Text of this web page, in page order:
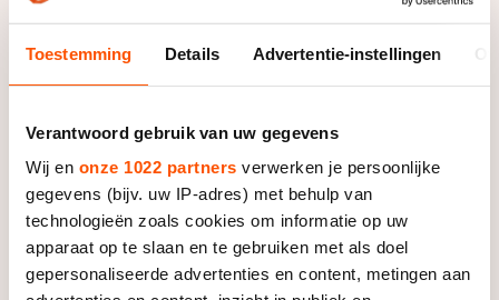
Toestemming Details Advertentie-instellingen
Verantwoord gebruik van uw gegevens
Wij en onze 1022 partners verwerken je persoonlijke
gegevens (bijv. uw IP-adres) met behulp van
technologieën zoals cookies om informatie op uw
apparaat op te slaan en te gebruiken met als doel
gepersonaliseerde advertenties en content, metingen aan
De schaatsster uit Haarlem zelf was in tranen. "Ik ben
kampioen te worden, zo sta je met brons. Het besef
Zo vaak krijg je kansen als deze niet."
Rixt Meijer toverde, begrijpelijk, nog wel een lach op
haar gezicht. Voor de dertigjarige Friezin valt dit
seizoen alles op z’n plek en in dat beeld paste ook
deze Nederlandse titel. "Ik heb niet het gevoel dat er
nu een schaduw over mijn titel hangt. Die eerste